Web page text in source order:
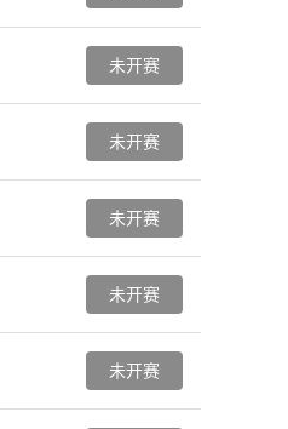
未开赛
未开赛
未开赛
未开赛
未开赛